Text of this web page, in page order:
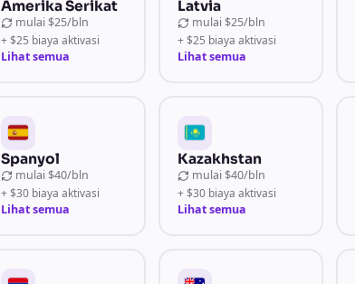
Amerika Serikat
mulai $25/bln
+ $25 biaya aktivasi
Lihat semua
Latvia
mulai $25/bln
+ $25 biaya aktivasi
Lihat semua
Spanyol
mulai $40/bln
+ $30 biaya aktivasi
Lihat semua
Kazakhstan
mulai $40/bln
+ $30 biaya aktivasi
Lihat semua